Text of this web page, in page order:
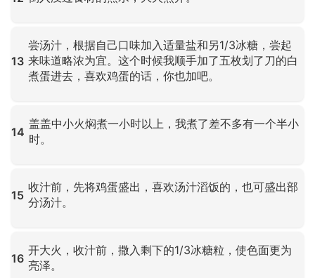
13
尝汤汁，根据自己口味加入适量盐和另1/3冰糖，尝起
来味道略浓为宜。这个时候我顺手加了五枚划了刀的白
煮蛋进去，喜欢鸡蛋的话，你也加吧。
14
盖盖中小火焖煮一小时以上，我煮了差不多有一个半小
时。
15
收汁前，先将鸡蛋盛出，喜欢汤汁滔饭的，也可盛出部
分汤汁。
16
开大火，收汁前，撒入剩下的1/3冰糖粒，使色面更为
亮泽。